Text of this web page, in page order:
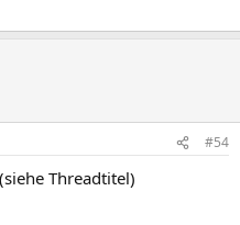
bei Namen, Straße, PLZ
auch vor 20 Jahren
ob es der Empfänger ist den
ein gleichnamiger
Hausnummer wohnt aber
man als Zusteller nicht
einwerfen nur weil der
an Absender.
#54
Threadtitel)